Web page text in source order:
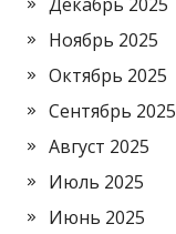
Ноябрь 2025
Октябрь 2025
Сентябрь 2025
Август 2025
Июль 2025
Июнь 2025